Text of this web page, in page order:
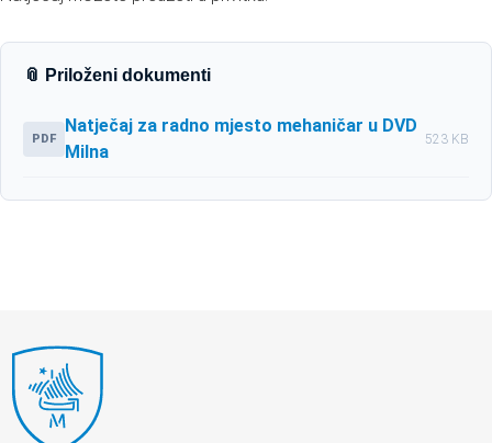
📎 Priloženi dokumenti
PDF
Natječaj za radno mjesto mehaničar u DVD
Milna
523 KB